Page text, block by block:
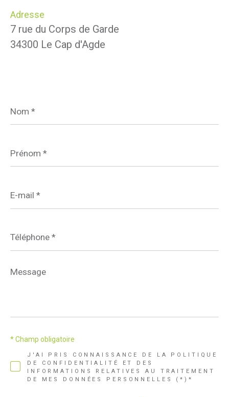
Adresse
7 rue du Corps de Garde
34300 Le Cap d'Agde
*
*
mail
*
*
Message
*
J'AI PRIS CONNAISSANCE DE LA POLITIQUE
DE CONFIDENTIALITÉ ET DES
INFORMATIONS RELATIVES AU TRAITEMENT
DE MES DONNÉES PERSONNELLES (*)*
* Champ obligatoire